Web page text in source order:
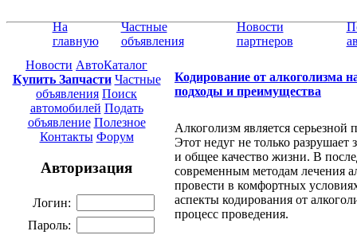
На
главную
Частные
объявления
Новости
партнеров
Новости АвтоКаталог
Купить Запчасти Частные
объявления Поиск
автомобилей Подать
объявление Полезное
Контакты Форум
Авторизация
Логин:
Пароль:
Кодирование от алкоголизма
подходы и преимущества
Алкоголизм является
Этот недуг не только разрушает
и общее качество жизни. В
современным методам лечения
провести в комфортных
аспекты кодирования от
процесс проведения.